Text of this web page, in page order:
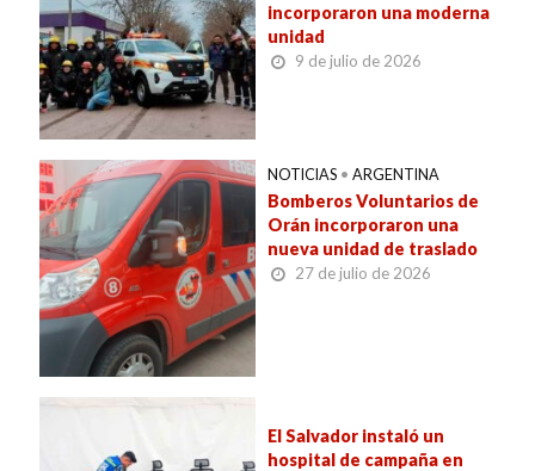
incorporaron una moderna
unidad
9 de julio de 2026
NOTICIAS • ARGENTINA
Bomberos Voluntarios de
Orán incorporaron una
nueva unidad de traslado
27 de julio de 2026
El Salvador instaló un
hospital de campaña en